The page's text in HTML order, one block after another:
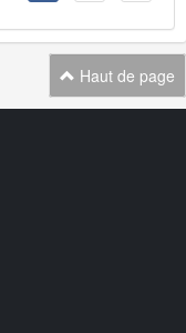
Haut de page